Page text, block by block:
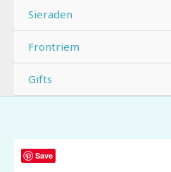
Sieraden
Frontriem
Gifts
Save
Chuckit!
Sport